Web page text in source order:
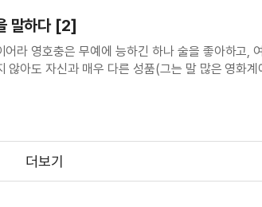
말하다 [2]
히는 인물이다.
않아도 자신과 매우 다른 성품(그는 말 많은 영화
금의 아내가 재혼을 통해 만난 상대임을 공개한 일
더보기